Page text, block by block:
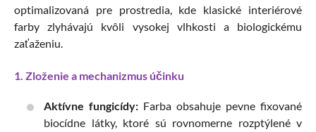
optimalizovaná pre prostredia, kde klasické interiérové
farby zlyhávajú kvôli vysokej vlhkosti a biologickému
zaťaženiu.
1. Zloženie a mechanizmus účinku
Aktívne fungicídy: Farba obsahuje pevne fixované
biocídne látky, ktoré sú rovnomerne rozptýlené v